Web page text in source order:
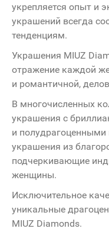
укрепляется опыт и
украшений всегда
тенденциям.
Украшения MIUZ
отражение каждой
и романтичной,
В многочисленных
украшения с
и
украшения из
подчеркивающие
женщины.
Исключительное
уникальные
MIUZ Diamonds.